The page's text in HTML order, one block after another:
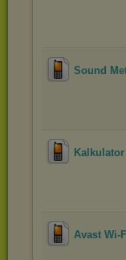
Sound
Avast Wi-